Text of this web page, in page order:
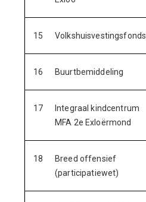
15 Volkshuisvestingsfonds
16 Buurtbemiddeling
17
Integraal kindcentrum
MFA 2e Exloërmond
18
Breed offensief
(participatiewet)